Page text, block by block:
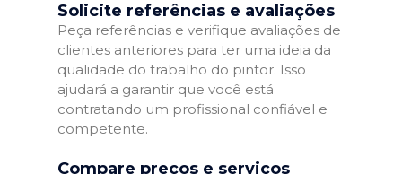
Solicite referências e avaliações
Peça referências e verifique avaliações de
clientes anteriores para ter uma ideia da
qualidade do trabalho do pintor. Isso
ajudará a garantir que você está
contratando um profissional confiável e
competente.
Compare preços e serviços